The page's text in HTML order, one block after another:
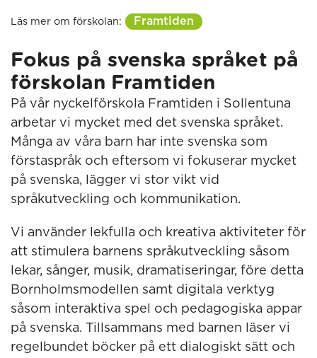
Läs mer om förskolan: Framtiden
Fokus på svenska språket på
förskolan Framtiden
På vår nyckelförskola Framtiden i Sollentuna
arbetar vi mycket med det svenska språket.
Många av våra barn har inte svenska som
förstaspråk och eftersom vi fokuserar mycket
på svenska, lägger vi stor vikt vid
språkutveckling och kommunikation.
Vi använder lekfulla och kreativa aktiviteter för
att stimulera barnens språkutveckling såsom
lekar, sånger, musik, dramatiseringar, före detta
Bornholmsmodellen samt digitala verktyg
såsom interaktiva spel och pedagogiska appar
på svenska. Tillsammans med barnen läser vi
regelbundet böcker på ett dialogiskt sätt och